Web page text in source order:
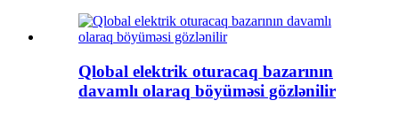
Qlobal elektrik oturacaq bazarının
davamlı olaraq böyüməsi gözlənilir